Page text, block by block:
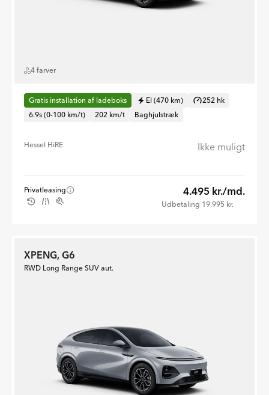
4 farver
Gratis installation af ladeboks El (470 km)
252 hk
6.9s (0-100 km/t)
202 km/t Baghjulstræk
Hessel HiRE Ikke muligt
Privatleasing 4.495 kr./md.
Udbetaling 19.995 kr.
XPENG, G6
RWD Long Range SUV aut.